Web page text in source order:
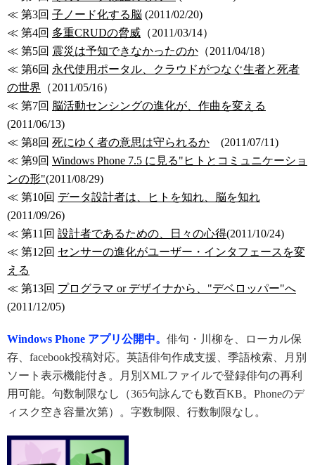
≪ 第3回 子ノード化する脳 (2011/02/20)
≪ 第4回 多重CRUDの脅威 （2011/03/14）
≪ 第5回 震災は予知できなかったのか （2011/04/18）
≪ 第6回 永代使用ポータル、クラウドがつなぐ生者と死者
の世界 （2011/05/16）
≪ 第7回 脳活動センシングの進化が、作曲を変える
(2011/06/13)
≪ 第8回 死にゆく者の意思は守られるか (2011/07/11)
≪ 第9回 Windows Phone 7.5 に見る"ヒトとコミュニケーショ
ンの形"(2011/08/29)
≪ 第10回 データ設計者は、ヒトを知れ、脳を知れ
(2011/09/26)
≪ 第11回 設計者であるための、日々の心得(2011/10/24)
≪ 第12回 センサーの進化がユーザー・インタフェースを変
える
≪ 第13回 プログラマ or デザイナから、"デベロッパー"へ
(2011/12/05)
Windows Phone アプリ公開中。 俳句・川柳を、ローカル保
存、facebook投稿対応。英語俳句作成支援、季語検索、月別
ソート表示機能付き。月別XMLファイルで登録俳句の再利
用可能。句数制限なし（365句詠んでも数百KB。Phoneのデ
ィスク空き容量次第）。字数制限、行数制限なし。